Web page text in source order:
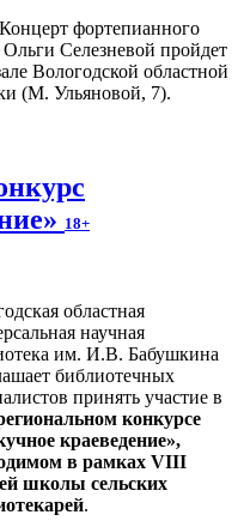
Концерт фортепианного
Селезневой пройдет
Вологодской областной
(М. Ульяновой, 7).
18+
областная
научная
им. И.В. Бабушкина
библиотечных
принять участие в
конкурсе
краеведение»,
в рамках VIII
школы сельских
.